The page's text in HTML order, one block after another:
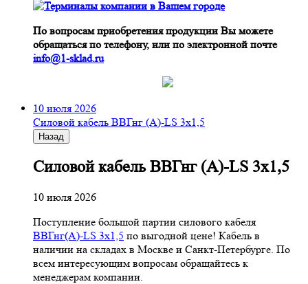
По вопросам приобретения продукции Вы можете
обращаться по телефону, или по электронной почте
info@1-sklad.ru
10 июля 2026
Cиловой кабель ВВГнг (A)-LS 3х1,5
Назад
Cиловой кабель ВВГнг (A)-LS 3х1,5
10 июля 2026
Поступление большой партии силового кабеля
ВВГнг(A)-LS 3х1,5 по выгодной цене! Кабель в
наличии на складах в Москве и Санкт-Петербурге. По
всем интересующим вопросам обращайтесь к
менеджерам компании.